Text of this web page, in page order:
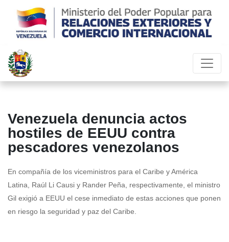
Venezuela denuncia actos
hostiles de EEUU contra
pescadores venezolanos
En compañía de los viceministros para el Caribe y América
Latina, Raúl Li Causi y Rander Peña, respectivamente, el ministro
Gil exigió a EEUU el cese inmediato de estas acciones que ponen
en riesgo la seguridad y paz del Caribe.